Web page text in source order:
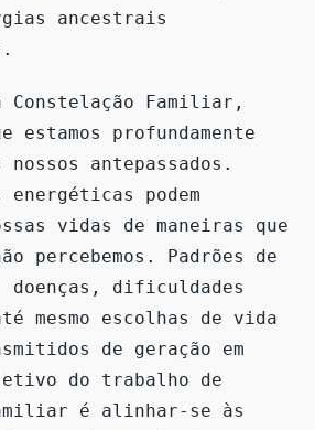
ancestrais
Constelação Familiar,
estamos profundamente
nossos antepassados.
energéticas podem
vidas de maneiras que
percebemos. Padrões de
doenças, dificuldades
mesmo escolhas de vida
de geração em
do trabalho de
é alinhar-se às